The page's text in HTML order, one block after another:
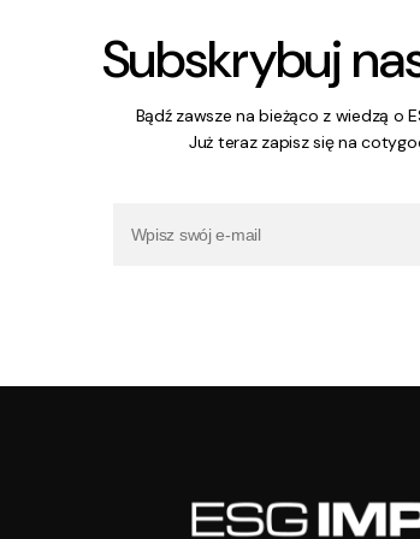
Subskrybuj
Bądź zawsze na bieżąco z wiedzą o
Już teraz zapisz się na